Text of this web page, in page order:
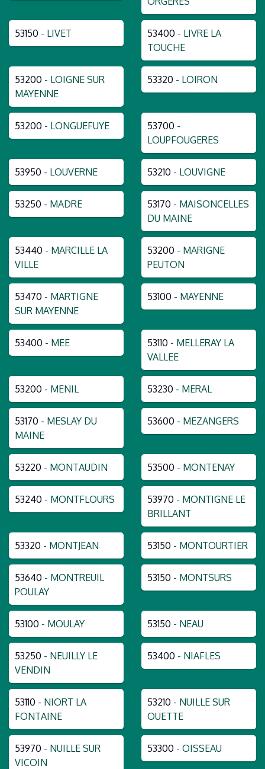
53150 - LIVET 53400 - LIVRE LA
TOUCHE
53200 - LOIGNE SUR
MAYENNE
53320 - LOIRON
53200 - LONGUEFUYE 53700 -
LOUPFOUGERES
53950 - LOUVERNE 53210 - LOUVIGNE
53250 - MADRE 53170 - MAISONCELLES
DU MAINE
53440 - MARCILLE LA
VILLE
53200 - MARIGNE
PEUTON
53470 - MARTIGNE
SUR MAYENNE
53100 - MAYENNE
53400 - MEE 53110 - MELLERAY LA
VALLEE
53200 - MENIL 53230 - MERAL
53170 - MESLAY DU
MAINE
53600 - MEZANGERS
53220 - MONTAUDIN 53500 - MONTENAY
53240 - MONTFLOURS 53970 - MONTIGNE LE
BRILLANT
53320 - MONTJEAN 53150 - MONTOURTIER
53640 - MONTREUIL
POULAY
53150 - MONTSURS
53100 - MOULAY 53150 - NEAU
53250 - NEUILLY LE
VENDIN
53400 - NIAFLES
53110 - NIORT LA
FONTAINE
53210 - NUILLE SUR
OUETTE
53970 - NUILLE SUR
VICOIN
53300 - OISSEAU